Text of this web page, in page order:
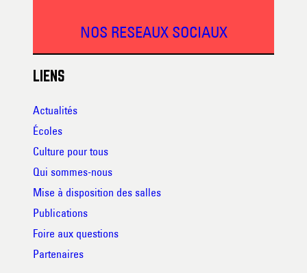
NOS RESEAUX SOCIAUX
LIENS
Actualités
Écoles
Culture pour tous
Qui sommes-nous
Mise à disposition des salles
Publications
Foire aux questions
Partenaires